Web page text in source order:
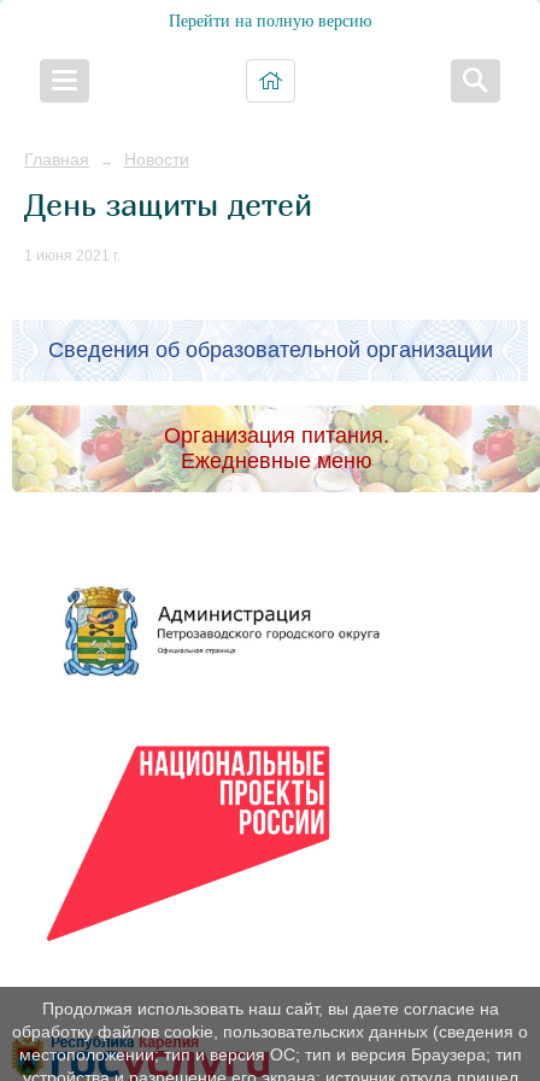
Перейти на полную версию
Главная → Новости
День защиты детей
1 июня 2021 г.
Сведения об образовательной организации
Организация питания.
Ежедневные меню
Продолжая использовать наш сайт, вы даете согласие на
обработку файлов cookie, пользовательских данных (сведения о
местоположении; тип и версия ОС; тип и версия Браузера; тип